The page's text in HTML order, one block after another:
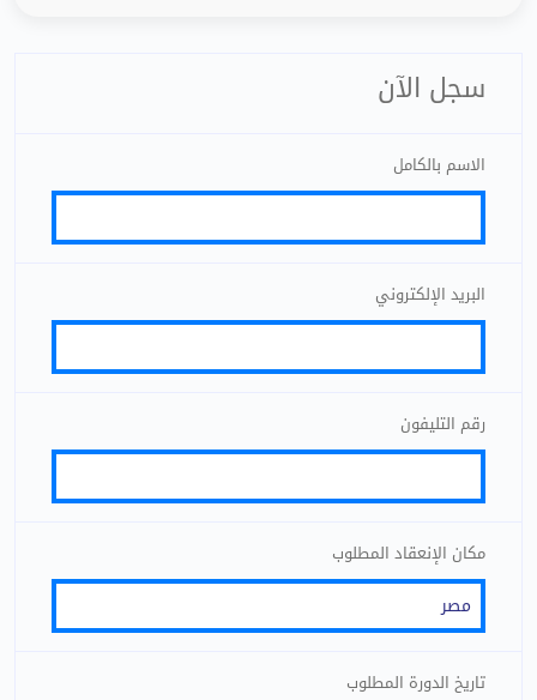
سجل الآن
الاسم بالكامل
البريد الإلكتروني
رقم التليفون
مكان الإنعقاد المطلوب
تاريخ الدورة المطلوب